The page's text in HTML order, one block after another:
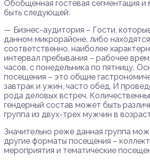
Обобщенная гостевая сегментация
быть следующей:
— Бизнес-аудитория – Гости,
данном микрорайоне, либо
соответственно, наиболее
интервал пребывания – рабочее
часов, с понедельника по пятницу.
посещения – это общие
завтрак и ужин, часто обед. И
рода деловых встреч.
гендерный состав может быть
группа из двух-трех мужчин в
Значительно реже данная группа
другие форматы посещения –
мероприятия и тематические